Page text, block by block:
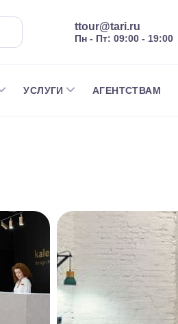
ttour@tari.ru
Пн - Пт: 09:00 - 19:00
УСЛУГИ АГЕНТСТВАМ